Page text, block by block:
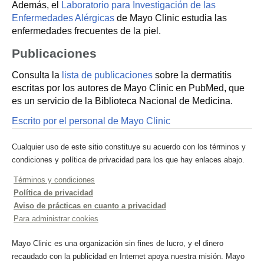
Además, el
Laboratorio para Investigación de las
Enfermedades Alérgicas de Mayo Clinic estudia las
enfermedades frecuentes de la piel.
Publicaciones
Consulta la lista de publicaciones sobre la dermatitis
escritas por los autores de Mayo Clinic en PubMed, que
es un servicio de la Biblioteca Nacional de Medicina.
Escrito por el personal de Mayo Clinic
Cualquier uso de este sitio constituye su acuerdo con los términos y
condiciones y política de privacidad para los que hay enlaces abajo.
Términos y condiciones
Política de privacidad
Aviso de prácticas en cuanto a privacidad
Para administrar cookies
Mayo Clinic es una organización sin fines de lucro, y el dinero
recaudado con la publicidad en Internet apoya nuestra misión. Mayo